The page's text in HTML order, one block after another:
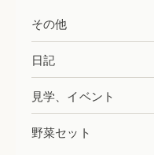
その他
日記
見学、イベント
野菜セット